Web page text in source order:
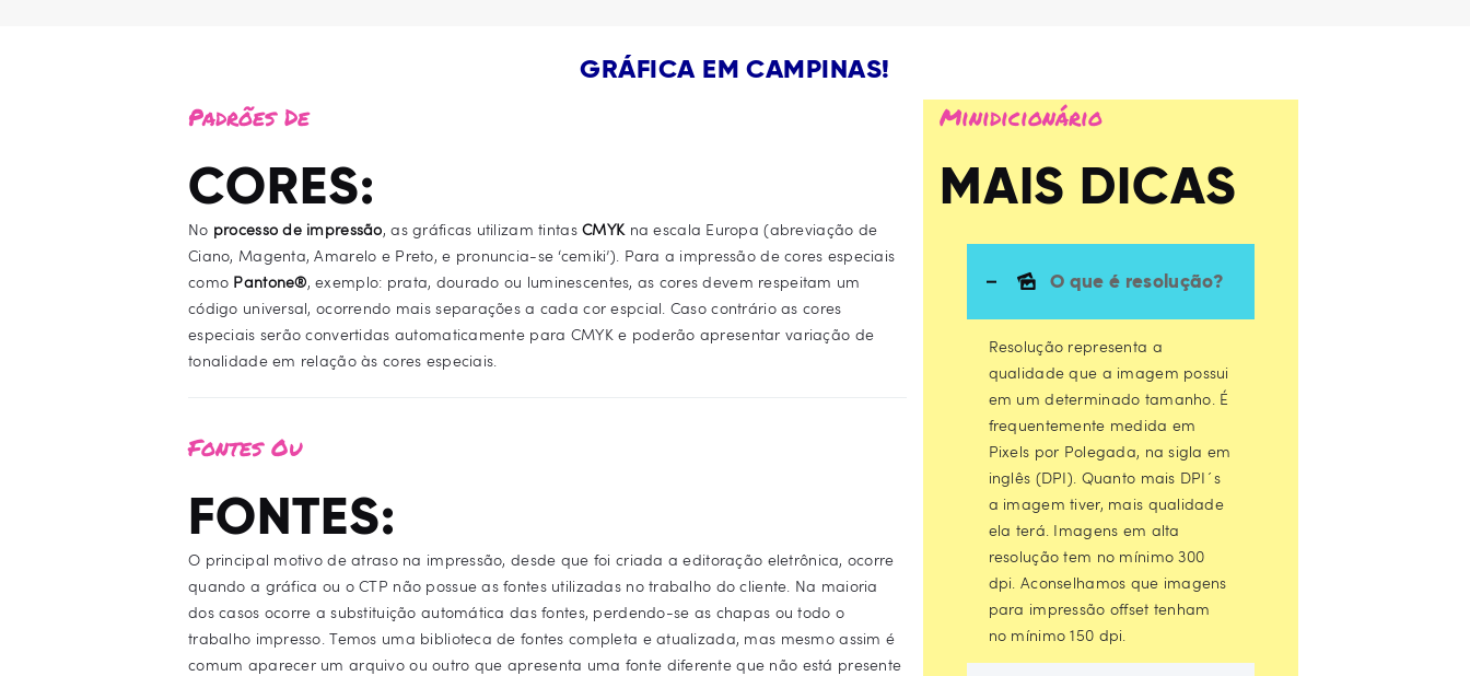
GRÁFICA EM CAMPINAS!
Padrões De
CORES:
No processo de impressão, as gráficas utilizam tintasCMYKna escala Europa (abreviação de
Ciano, Magenta, Amarelo e Preto, e pronuncia-se ‘cemiki’). Para a impressão de cores especiais
como Pantone®, exemplo: prata, dourado ou luminescentes, as cores devem respeitam um
código universal, ocorrendo mais separações a cada cor espcial. Caso contrário as cores
especiais serão convertidas automaticamente para CMYK e poderão apresentar variação de
tonalidade em relação às cores especiais.
Fontes Ou
FONTES:
O principal motivo de atraso na impressão, desde que foi criada a editoração eletrônica, ocorre
quando a gráfica ou o CTP não possue as fontes utilizadas no trabalho do cliente. Na maioria
dos casos ocorre a substituição automática das fontes, perdendo-se as chapas ou todo o
trabalho impresso. Temos uma biblioteca de fontes completa e atualizada, mas mesmo assim é
comum aparecer um arquivo ou outro que apresenta uma fonte diferente que não está presente
Minidicionário
MAIS DICAS
O que é resolução?
Resolução representa a
qualidade que a imagem possui
em um determinado tamanho. É
frequentemente medida em
Pixels por Polegada, na sigla em
inglês (DPI). Quanto mais DPI´s
a imagem tiver, mais qualidade
ela terá. Imagens em alta
resolução tem no mínimo 300
dpi. Aconselhamos que imagens
para impressão offset tenham
no mínimo 150 dpi.